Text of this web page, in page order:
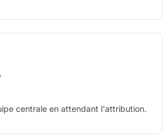
centrale en attendant l'attribution.